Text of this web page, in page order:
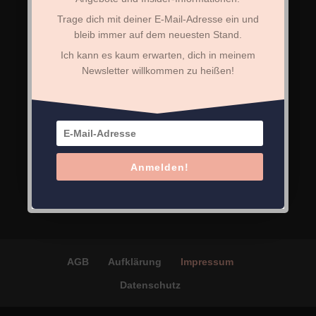
Ernährungsberatung nach der TCM dienen
der Wiederherstellung und Harmonisierung
der körpereigenen Selbstheilungskraft und
stellen keine Heilbehandlung dar. Die
Beratung ersetzt somit keinen Arztbesuch
oder die Konsultierung einer/s
Psychotherapeuten/in!
AGB Aufklärung Impressum
Datenschutz
Trage dich mit deiner E-Mail-Adresse ein und
bleib immer auf dem neuesten Stand.
Ich kann es kaum erwarten, dich in meinem
Newsletter willkommen zu heißen!
Anmelden!